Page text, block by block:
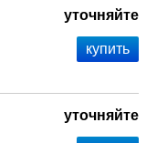
уточняйте
уточняйте